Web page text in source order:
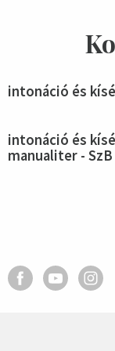
intonáció és
intonáció és
manualiter - SzB